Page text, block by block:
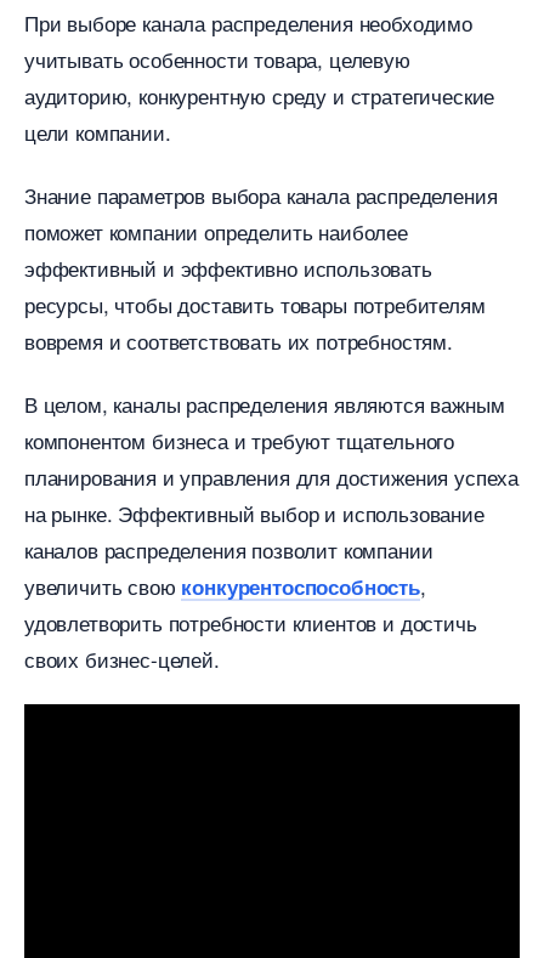
При выборе канала распределения необходимо
учитывать особенности товара, целевую
аудиторию, конкурентную среду и стратегические
цели компании.​
Знание параметров выбора канала распределения
поможет компании определить наиболее
эффективный и эффективно использовать
ресурсы, чтобы доставить товары потребителям
овремя и соответствовать их потребностям.​
целом, каналы распределения являются важным
компонентом бизнеса и требуют тщательного
планирования и управления для достижения успеха
на рынке.​ Эффективный выбор и использование
каналов распределения позволит компании
увеличить свою конкурентоспособность,
удовлетворить потребности клиентов и достичь
своих бизнес-целей.​